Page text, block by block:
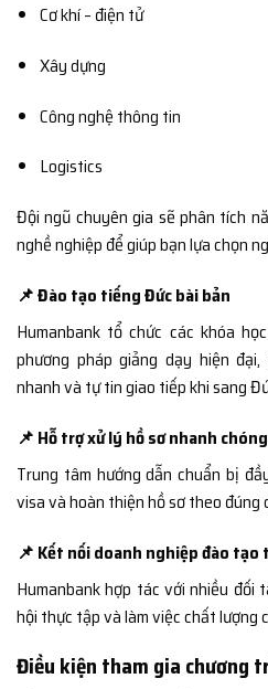
Cơ khí – điện tử
Xây dựng
Công nghệ thông tin
Logistics
Đội ngũ chuyên gia sẽ phân tích
nghề nghiệp để giúp bạn lựa chọn
📌 Đào tạo tiếng Đức bài bản
Humanbank tổ chức các khóa
phương pháp giảng dạy hiện
nhanh và tự tin giao tiếp khi sang
📌 Hỗ trợ xử lý hồ sơ nhanh chóng
Trung tâm hướng dẫn chuẩn bị
visa và hoàn thiện hồ sơ theo
📌 Kết nối doanh nghiệp đào tạo
Humanbank hợp tác với nhiều đối
hội thực tập và làm việc chất lượng
Điều kiện tham gia chương